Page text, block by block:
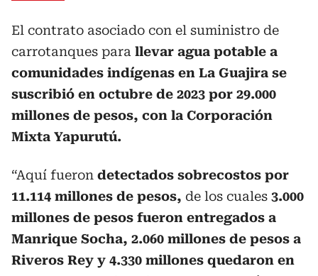
El contrato asociado con el suministro de
carrotanques para llevar agua potable a
comunidades indígenas en La Guajira se
suscribió en octubre de 2023 por 29.000
millones de pesos, con la Corporación
Mixta Yapurutú.
“Aquí fueron detectados sobrecostos por
11.114 millones de pesos, de los cuales 3.000
millones de pesos fueron entregados a
Manrique Socha, 2.060 millones de pesos a
Riveros Rey y 4.330 millones quedaron en